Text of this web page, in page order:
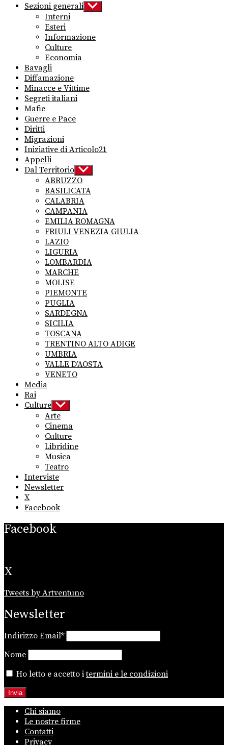
Sezioni generali Show
sub
Interni
Esteri
Informazione
Culture
Economia
Bavagli
Diffamazione
Minacce e Vittime
Segreti italiani
Mafie
Guerre e Pace
Diritti
Migrazioni
Iniziative di Articolo21
Appelli
Dal Territorio Show
sub
menu
ABRUZZO
BASILICATA
CALABRIA
CAMPANIA
EMILIA ROMAGNA
FRIULI VENEZIA GIULIA
LAZIO
LIGURIA
LOMBARDIA
MARCHE
MOLISE
PIEMONTE
PUGLIA
SARDEGNA
SICILIA
TOSCANA
TRENTINO ALTO ADIGE
UMBRIA
VALLE D’AOSTA
VENETO
Media
Rai
Culture Show
sub
menu
Arte
Cinema
Culture
Libridine
Musica
Teatro
Interviste
Newsletter
X
Facebook
Facebook
X
Tweets by Artventuno
Newsletter
Indirizzo Email*
Nome
Ho letto e accetto itermini e le condizioni
Chi siamo
Le nostre firme
Contatti
Privacy